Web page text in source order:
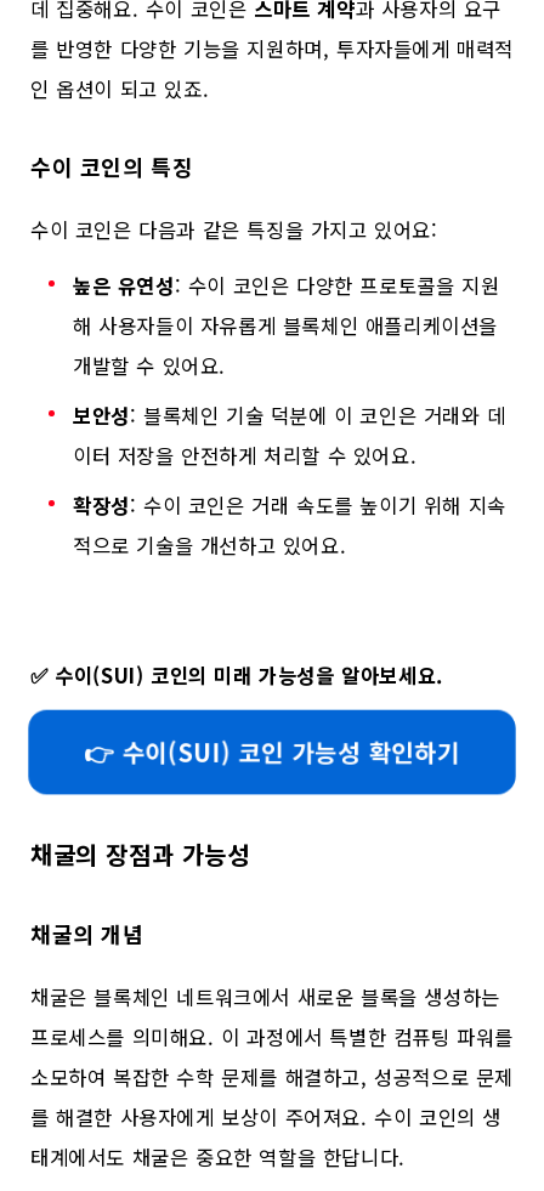
데 집중해요. 수이 코인은 스마트 계약과 사용자의 요구
를 반영한 다양한 기능을 지원하며, 투자자들에게 매력적
인 옵션이 되고 있죠.
수이 코인의 특징
수이 코인은 다음과 같은 특징을 가지고 있어요:
높은 유연성: 수이 코인은 다양한 프로토콜을 지원
해 사용자들이 자유롭게 블록체인 애플리케이션을
개발할 수 있어요.
보안성: 블록체인 기술 덕분에 이 코인은 거래와 데
이터 저장을 안전하게 처리할 수 있어요.
확장성: 수이 코인은 거래 속도를 높이기 위해 지속
적으로 기술을 개선하고 있어요.
✅ 수이(SUI) 코인의 미래 가능성을 알아보세요.
👉 수이(SUI) 코인 가능성 확인하기
채굴의 장점과 가능성
채굴의 개념
채굴은 블록체인 네트워크에서 새로운 블록을 생성하는
프로세스를 의미해요. 이 과정에서 특별한 컴퓨팅 파워를
소모하여 복잡한 수학 문제를 해결하고, 성공적으로 문제
를 해결한 사용자에게 보상이 주어져요. 수이 코인의 생
태계에서도 채굴은 중요한 역할을 한답니다.